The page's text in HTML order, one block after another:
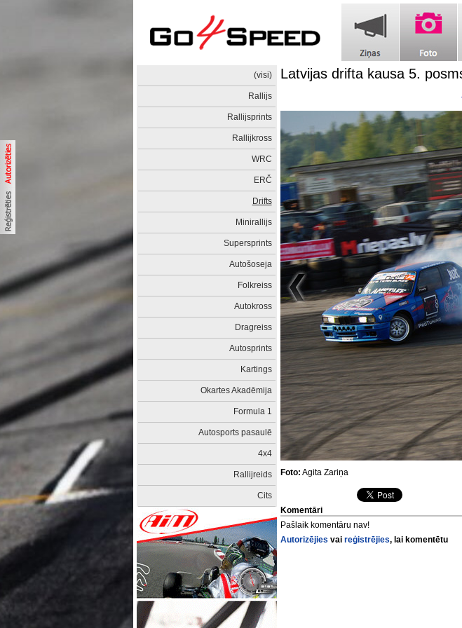
(visi)
Rallijs
Rallijsprints
Rallijkross
WRC
ERČ
Drifts
Minirallijs
Supersprints
Autošoseja
Folkreiss
Autokross
Dragreiss
Autosprints
Kartings
Okartes Akadēmija
Formula 1
Autosports pasaulē
4x4
Rallijreids
Cits
Latvijas drifta kausa 5.
Foto: Agita Zariņa
Komentāri
Pašlaik komentāru nav!
Autorizējies vai reģistrējies, lai komentētu